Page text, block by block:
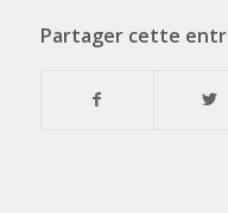
Partager cette